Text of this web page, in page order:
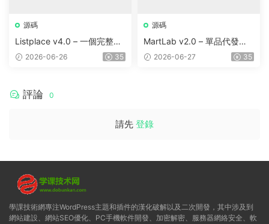
源碼
Listplace v4.0 – 一個完整的
本地商家名錄平台
2026-06-26 35
源碼
MartLab v2.0 – 單品代發貨
平台2026-06-27 35
評論 0
請先 登錄
學課技術網專注WordPress主題和插件的漢化破解以及二次開發，其中涉及到
網站建設、網站SEO優化、PC手機軟件開發、加密解密、服務器網絡安全、軟